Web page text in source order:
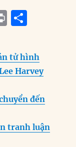
P
n
t
a
re
tử hình
Harvey
đến
tranh luận